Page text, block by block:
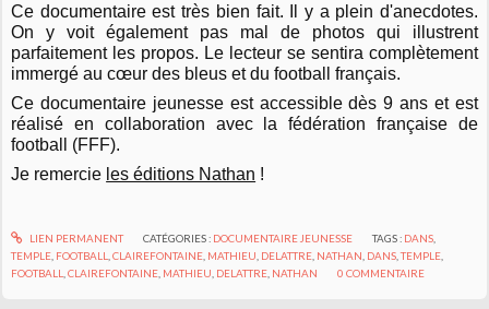
Ce documentaire est très bien fait. Il y a plein d'anecdotes.
On y voit également pas mal de photos qui illustrent
parfaitement les propos. Le lecteur se sentira complètement
immergé au cœur des bleus et du football français.
Ce documentaire jeunesse est accessible dès 9 ans et est
réalisé en collaboration avec la fédération française de
football (FFF).
Je remercie les éditions Nathan !
LIEN PERMANENT CATÉGORIES : DOCUMENTAIRE JEUNESSE TAGS : DANS
TEMPLE FOOTBALL ,CLAIREFONTAINE MATHIEU DELATTRE NATHAN DANS ,TEMPLE
FOOTBALL ,CLAIREFONTAINE MATHIEU DELATTRE NATHAN 0 COMMENTAIRE